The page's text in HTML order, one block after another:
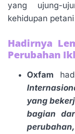
yang ujung-
kehidupan
Hadirnya
Perubahan
Oxfam
yang
bagian